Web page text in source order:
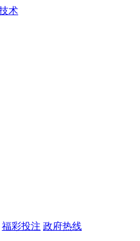
福彩投注 政府热线